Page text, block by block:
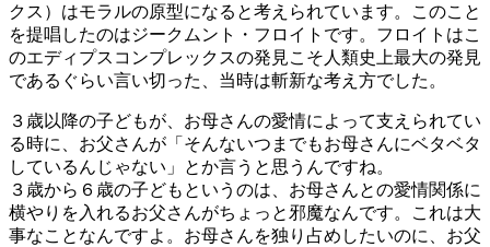
クス）はモラルの原型になると考えられています。このこと
を提唱したのはジークムント・フロイトです。フロイトはこ
のエディプスコンプレックスの発見こそ人類史上最大の発見
であるぐらい言い切った、当時は斬新な考え方でした。
３歳以降の子どもが、お母さんの愛情によって支えられてい
る時に、お父さんが「そんないつまでもお母さんにベタベタ
しているんじゃない」とか言うと思うんですね。
３歳から６歳の子どもというのは、お母さんとの愛情関係に
横やりを入れるお父さんがちょっと邪魔なんです。これは大
事なことなんですよ。お母さんを独り占めしたいのに、お父